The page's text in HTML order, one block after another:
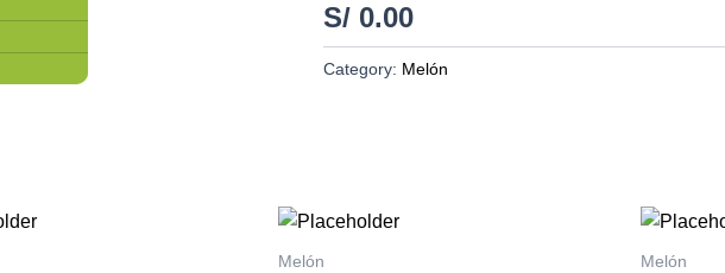
S/ 0.00
Category: Melón
Melón Melón